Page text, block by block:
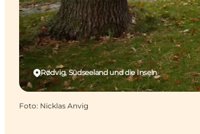
Rødvig, Südseeland und die Inseln
Foto: Nicklas Anvig